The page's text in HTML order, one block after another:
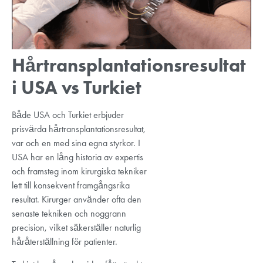
Hårtransplantationsresultat
i USA vs Turkiet
Både USA och Turkiet erbjuder
prisvärda hårtransplantationsresultat,
var och en med sina egna styrkor. I
USA har en lång historia av expertis
och framsteg inom kirurgiska tekniker
lett till konsekvent framgångsrika
resultat. Kirurger använder ofta den
senaste tekniken och noggrann
precision, vilket säkerställer naturlig
håråterställning för patienter.